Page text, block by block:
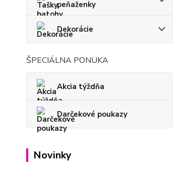
peňaženky
Dekorácie
ŠPECIÁLNA PONUKA
Akcia týždňa
Darčekové poukazy
Novinky